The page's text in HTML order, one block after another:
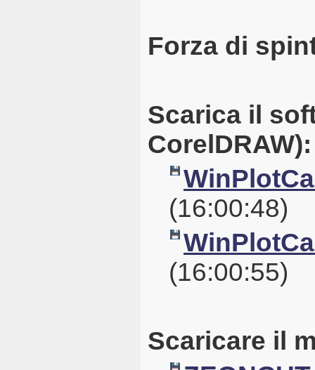
Forza di
Scarica il
CorelDRAW):
(16:00:48)
(16:00:55)
Scaricare il